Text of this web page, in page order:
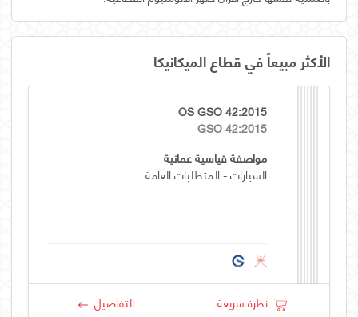
الأكثر مبيعاً في قطاع الميكانيكا
OS GSO 42:2015
GSO 42:2015
مواصفة قياسية عمانية
السيارات - المتطلبات العامة
نظرة سريعة التفاصيل